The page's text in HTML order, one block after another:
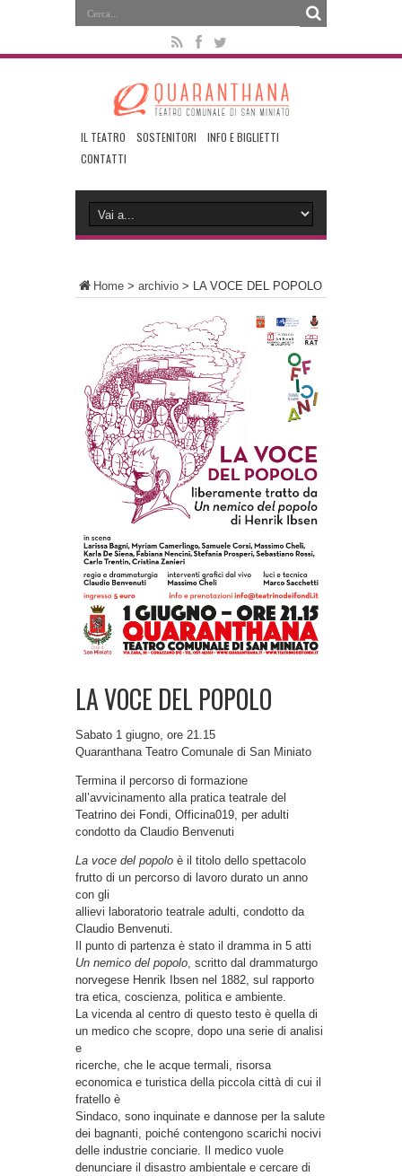
IL TEATRO SOSTENITORI
INFO E BIGLIETTI
CONTATTI
Home > archivio > LA VOCE DEL POPOLO
LA VOCE DEL POPOLO
Sabato 1 giugno, ore 21.15
Quaranthana Teatro Comunale di San Miniato
Termina il percorso di formazione
all’avvicinamento alla pratica teatrale del
Teatrino dei Fondi, Officina019, per adulti
condotto da Claudio Benvenuti
La voce del popolo è il titolo dello spettacolo
frutto di un percorso di lavoro durato un anno
con gli
allievi laboratorio teatrale adulti, condotto da
Claudio Benvenuti.
Il punto di partenza è stato il dramma in 5 atti
Un nemico del popolo , scritto dal drammaturgo
norvegese Henrik Ibsen nel 1882, sul rapporto
tra etica, coscienza, politica e ambiente.
La vicenda al centro di questo testo è quella di
un medico che scopre, dopo una serie di analisi
e
ricerche, che le acque termali, risorsa
economica e turistica della piccola città di cui il
fratello è
Sindaco, sono inquinate e dannose per la salute
dei bagnanti, poiché contengono scarichi nocivi
delle industrie conciarie. Il medico vuole
denunciare il disastro ambientale e cercare di